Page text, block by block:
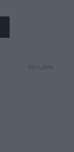
REKLAMA